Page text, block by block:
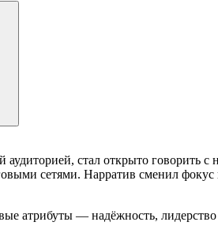
стал открыто говорить
сетями. Нарратив сменил
атрибуты — надёжность,